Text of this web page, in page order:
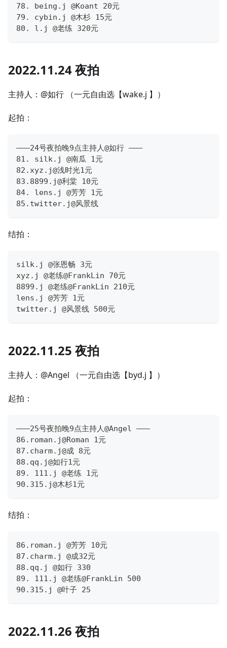
78. being.j @Koant 20元
79. cybin.j @木杉 15元
80. l.j @老练 320元
2022.11.24 夜拍
主持人：@如行 （一元自由选【wake.j 】）
起拍：
———24号夜拍晚9点主持人@如行 ———
81. silk.j @南瓜 1元
82.xyz.j@浅时光1元
83.8899.j@利棠 10元
84. lens.j @芳芳 1元
85.twitter.j@风景线
结拍：
silk.j @张恩畅 3元
xyz.j @老练@FrankLin 70元
8899.j @老练@FrankLin 210元
lens.j @芳芳 1元
twitter.j @风景线 500元
2022.11.25 夜拍
主持人：@Angel （一元自由选【byd.j 】）
起拍：
———25号夜拍晚9点主持人@Angel ———
86.roman.j@Roman 1元
87.charm.j@成 8元
88.qq.j@如行1元
89. 111.j @老练 1元
90.315.j@木杉1元
结拍：
86.roman.j @芳芳 10元
87.charm.j @成32元
88.qq.j @如行 330
89. 111.j @老练@FrankLin 500
90.315.j @叶子 25
2022.11.26 夜拍